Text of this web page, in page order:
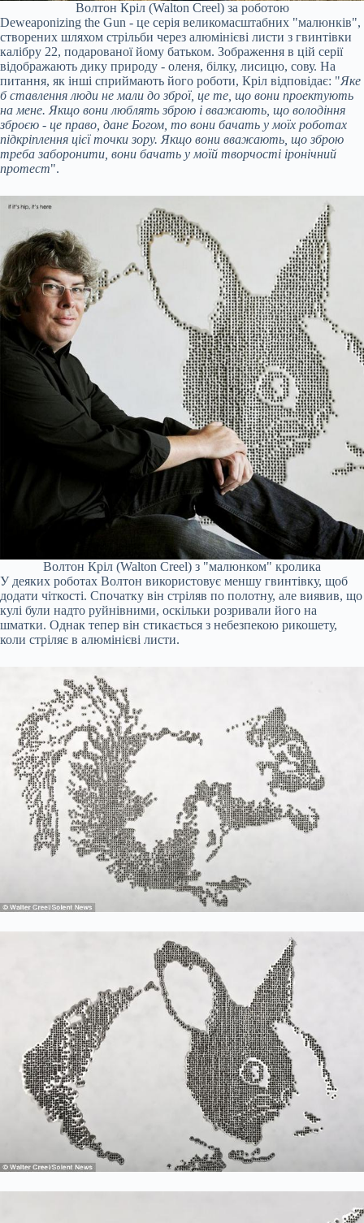
Волтон Кріл (Walton Creel) за роботою
Deweaponizing the Gun - це серія великомасштабних "малюнків",
створених шляхом стрільби через алюмінієві листи з гвинтівки
калібру 22, подарованої йому батьком. Зображення в цій серії
відображають дику природу - оленя, білку, лисицю, сову. На
питання, як інші сприймають його роботи, Кріл відповідає: "Яке
б ставлення люди не мали до зброї, це те, що вони проектують
на мене. Якщо вони люблять зброю і вважають, що володіння
зброєю - це право, дане Богом, то вони бачать у моїх роботах
підкріплення цієї точки зору. Якщо вони вважають, що зброю
треба заборонити, вони бачать у моїй творчості іронічний
протест".
Волтон Кріл (Walton Creel) з "малюнком" кролика
У деяких роботах Волтон використовує меншу гвинтівку, щоб
додати чіткості. Спочатку він стріляв по полотну, але виявив, що
кулі були надто руйнівними, оскільки розривали його на
шматки. Однак тепер він стикається з небезпекою рикошету,
коли стріляє в алюмінієві листи.